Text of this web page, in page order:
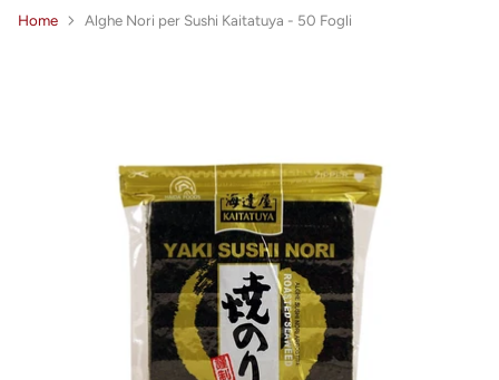
Home Alghe Nori per Sushi Kaitatuya - 50 Fogli